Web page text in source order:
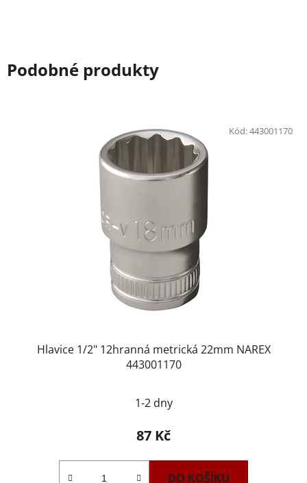
Podobné produkty
Hlavice 1/2" 12hranná metrická 22mm NAREX
443001170
1-2 dny
87 Kč
DO KOŠÍKU
Kód:443001170